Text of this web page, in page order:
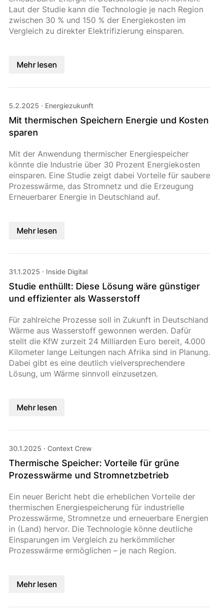
Laut der Studie kann die Technologie je nach Region
zwischen 30 % und 150 % der Energiekosten im
Vergleich zu direkter Elektrifizierung einsparen.
Mehr lesen
5.2.2025 · Energiezukunft
Mit thermischen Speichern Energie und Kosten
sparen
Mit der Anwendung thermischer Energiespeicher
könnte die Industrie über 30 Prozent Energiekosten
einsparen. Eine Studie zeigt dabei Vorteile für saubere
Prozesswärme, das Stromnetz und die Erzeugung
Erneuerbarer Energie in Deutschland auf.
Mehr lesen
31.1.2025 · Inside Digital
Studie enthüllt: Diese Lösung wäre günstiger
und effizienter als Wasserstoff
Für zahlreiche Prozesse soll in Zukunft in Deutschland
Wärme aus Wasserstoff gewonnen werden. Dafür
stellt die KfW zurzeit 24 Milliarden Euro bereit, 4.000
Kilometer lange Leitungen nach Afrika sind in Planung.
Dabei gibt es eine deutlich vielversprechendere
Lösung, um Wärme sinnvoll einzusetzen.
Mehr lesen
30.1.2025 · Context Crew
Thermische Speicher: Vorteile für grüne
Prozesswärme und Stromnetzbetrieb
Ein neuer Bericht hebt die erheblichen Vorteile der
thermischen Energiespeicherung für industrielle
Prozesswärme, Stromnetze und erneuerbare Energien
in (Land) hervor. Die Technologie könne deutliche
Einsparungen im Vergleich zu herkömmlicher
Prozesswärme ermöglichen – je nach Region.
Mehr lesen